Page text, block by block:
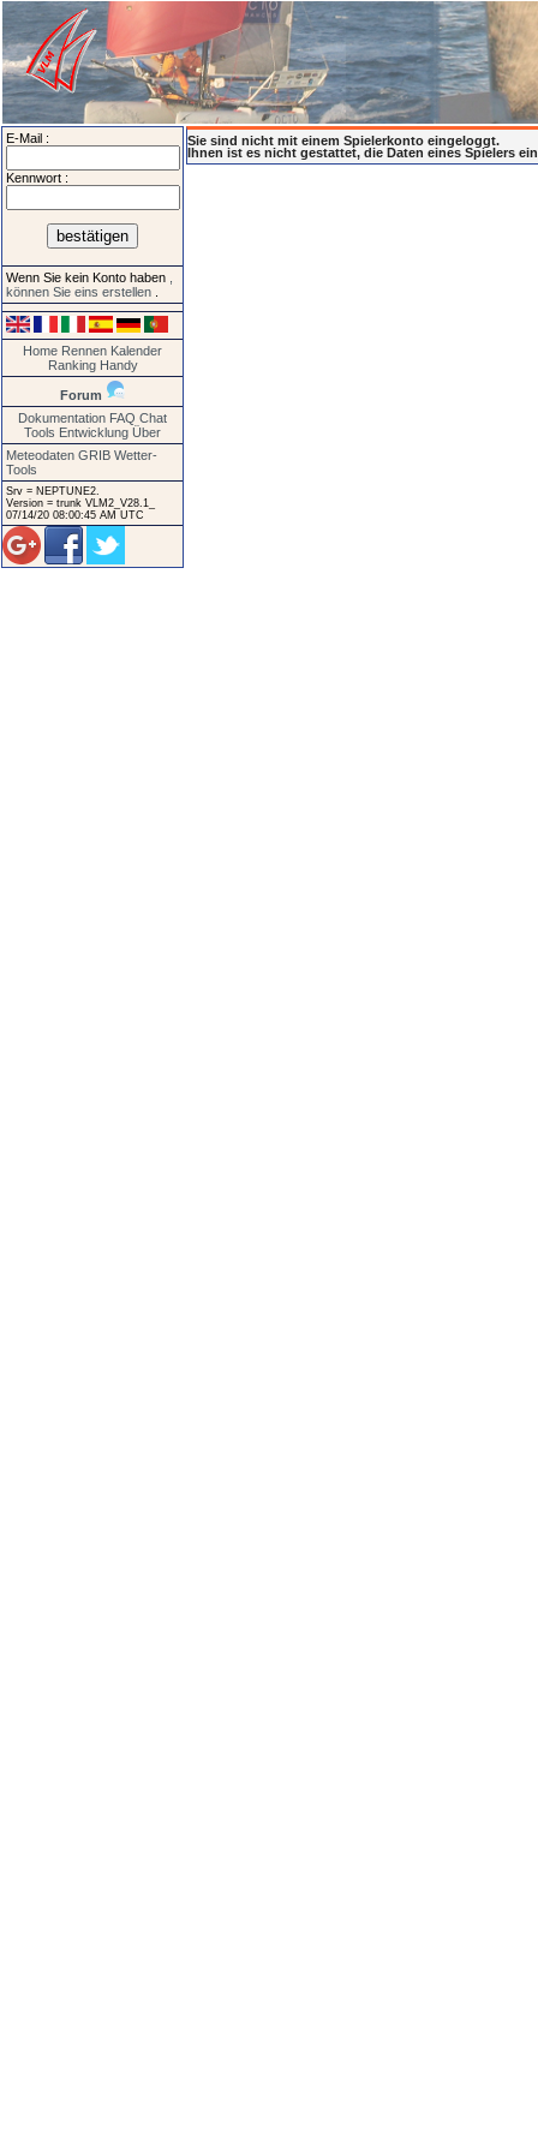
E-Mail :
Kennwort :
Wenn Sie kein Konto haben
können Sie eins erstellen
Home Rennen Kalender
Ranking Handy
Forum
Dokumentation FAQ Chat
Tools Entwicklung Über
Meteodaten GRIB Wetter-
Tools
Srv = NEPTUNE2.
Version = trunk VLM2_V28.1_
07/14/20 08:00:45 AM UTC
Sie sind nicht mit einem Spielerkonto eingeloggt.
Ihnen ist es nicht gestattet, die Daten eines Spielers